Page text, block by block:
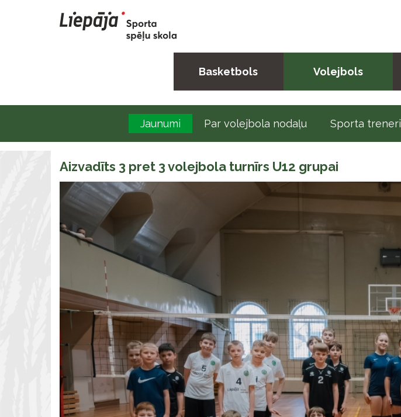
Basketbols Volejbols
Jaunumi Par volejbola nodaļu Sporta treneri
Aizvadīts 3 pret 3 volejbola turnīrs U12 grupai